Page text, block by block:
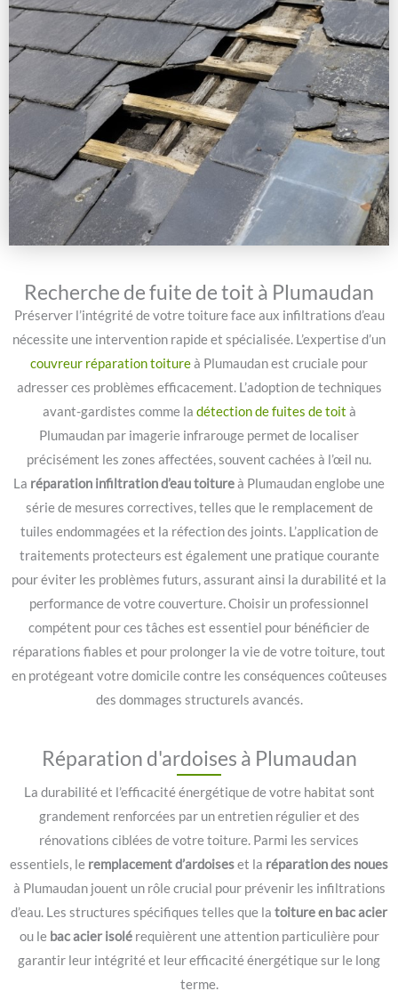
Recherche de fuite de toit à Plumaudan
Préserver l’intégrité de votre toiture face aux infiltrations d’eau
nécessite une intervention rapide et spécialisée. L’expertise d’un
couvreur réparation toitureà Plumaudan est cruciale pour
adresser ces problèmes efficacement. L’adoption de techniques
avant-gardistes comme la détection de fuites de toit à
Plumaudan par imagerie infrarouge permet de localiser
précisément les zones affectées, souvent cachées à l’œil nu.
La réparation infiltration d’eau toitureà Plumaudan englobe une
série de mesures correctives, telles que le remplacement de
tuiles endommagées et la réfection des joints. L’application de
traitements protecteurs est également une pratique courante
pour éviter les problèmes futurs, assurant ainsi la durabilité et la
performance de votre couverture. Choisir un professionnel
compétent pour ces tâches est essentiel pour bénéficier de
réparations fiables et pour prolonger la vie de votre toiture, tout
en protégeant votre domicile contre les conséquences coûteuses
des dommages structurels avancés.
Réparation d'ardoises à Plumaudan
La durabilité et l’efficacité énergétique de votre habitat sont
grandement renforcées par un entretien régulier et des
rénovations ciblées de votre toiture. Parmi les services
essentiels, le remplacement d’ardoiseset la réparation des noues
à Plumaudan jouent un rôle crucial pour prévenir les infiltrations
d’eau. Les structures spécifiques telles que la toiture en bac acier
ou le bac acier isolérequièrent une attention particulière pour
garantir leur intégrité et leur efficacité énergétique sur le long
terme.